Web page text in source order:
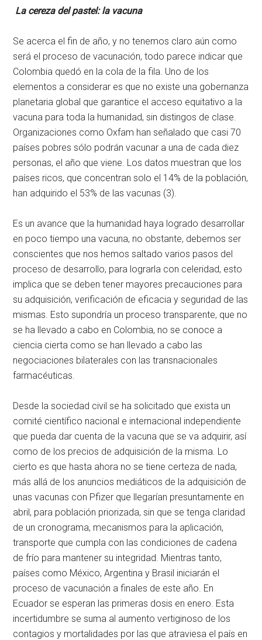
La cereza del pastel: la vacuna
Se acerca el fin de año, y no tenemos claro aún como
será el proceso de vacunación, todo parece indicar que
Colombia quedó en la cola de la fila. Uno de los
elementos a considerar es que no existe una gobernanza
planetaria global que garantice el acceso equitativo a la
vacuna para toda la humanidad, sin distingos de clase.
Organizaciones como Oxfam han señalado que casi 70
países pobres sólo podrán vacunar a una de cada diez
personas, el año que viene. Los datos muestran que los
países ricos, que concentran solo el 14% de la población,
han adquirido el 53% de las vacunas (3).
Es un avance que la humanidad haya logrado desarrollar
en poco tiempo una vacuna, no obstante, debemos ser
conscientes que nos hemos saltado varios pasos del
proceso de desarrollo, para lograrla con celeridad, esto
implica que se deben tener mayores precauciones para
su adquisición, verificación de eficacia y seguridad de las
mismas. Esto supondría un proceso transparente, que no
se ha llevado a cabo en Colombia, no se conoce a
ciencia cierta como se han llevado a cabo las
negociaciones bilaterales con las transnacionales
farmacéuticas.
Desde la sociedad civil se ha solicitado que exista un
comité científico nacional e internacional independiente
que pueda dar cuenta de la vacuna que se va adquirir, así
como de los precios de adquisición de la misma. Lo
cierto es que hasta ahora no se tiene certeza de nada,
más allá de los anuncios mediáticos de la adquisición de
unas vacunas con Pfizer que llegarían presuntamente en
abril, para población priorizada, sin que se tenga claridad
de un cronograma, mecanismos para la aplicación,
transporte que cumpla con las condiciones de cadena
de frío para mantener su integridad. Mientras tanto,
países como México, Argentina y Brasil iniciarán el
proceso de vacunación a finales de este año. En
Ecuador se esperan las primeras dosis en enero. Esta
incertidumbre se suma al aumento vertiginoso de los
contagios y mortalidades por las que atraviesa el país en